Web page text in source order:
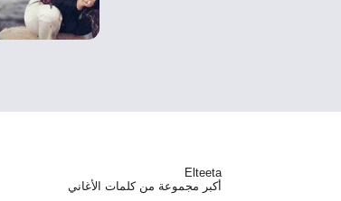
Elteeta
أكبر مجموعة من كلمات الأغاني